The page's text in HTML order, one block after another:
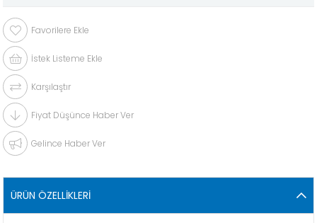
Favorilere Ekle
İstek Listeme Ekle
Karşılaştır
Fiyat Düşünce Haber Ver
Gelince Haber Ver
ÜRÜN ÖZELLIKLERI